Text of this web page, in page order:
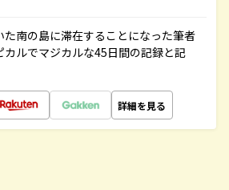
た南の島に滞在することになった筆者
ルでマジカルな45日間の記録と記
詳細を見る